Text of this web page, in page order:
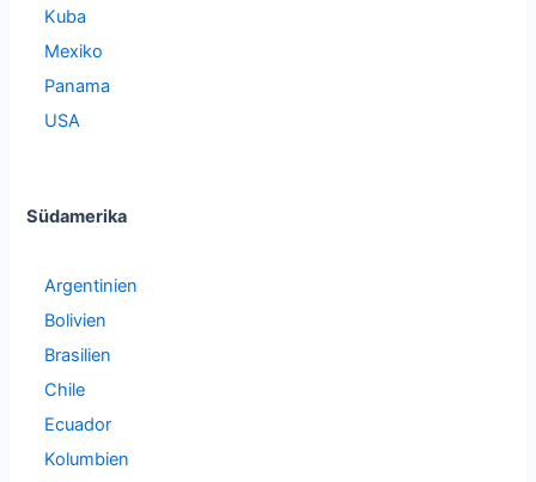
Kuba
Mexiko
Panama
USA
Südamerika
Argentinien
Bolivien
Brasilien
Chile
Ecuador
Kolumbien